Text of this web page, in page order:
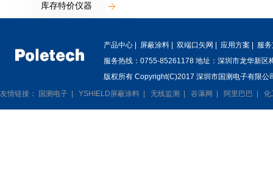
库存特价仪器
产品中心 屏蔽涂料 双端口矢网 应用方案
服
服务热线：0755-85261178 地址：深圳市龙华新区
版权所有 Copyright(C)2017 深圳市国测电子有限公
友情链接：
国测电子 YSHIELD屏蔽涂料 无线监测 谷瀑网 阿里巴巴 化